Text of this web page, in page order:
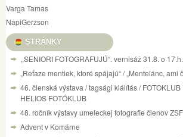
Varga Tamas
NapiGerzson
STRÁNKY
,,SENIORI FOTOGRAFUJÚ“. vernisáž 31.8. o
„Reťaze mentiek, ktoré spájajú“ / „Mentelánc, ami
46. členská výstava / tagsági kiálítás /
HELIOS FOTÓKLUB
48. ročník výstavy umeleckej fotografie členov ZSF
Advent v Komárne